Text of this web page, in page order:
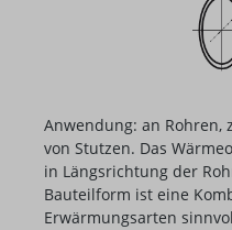
Anwendung: an Rohren,
von Stutzen. Das
in Längsrichtung der
Bauteilform ist eine
Erwärmungsarten